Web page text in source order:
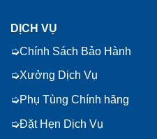
DỊCH VỤ
Chính Sách Bảo Hành
Xưởng Dịch Vụ
Phụ Tùng Chính hãng
Đặt Hẹn Dịch Vụ